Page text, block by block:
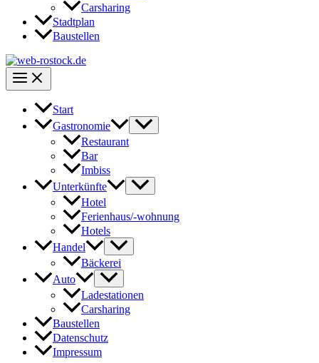
Carsharing
Stadtplan
Baustellen
Start
Gastronomie
Restaurant
Bar
Imbiss
Unterkünfte
Hotel
Ferienhaus/-wohnung
Hotels
Handel
Bäckerei
Auto
Ladestationen
Carsharing
Baustellen
Datenschutz
Impressum